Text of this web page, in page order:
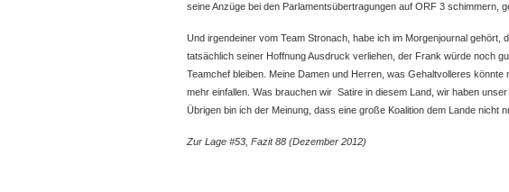
seine Anzüge bei den Parlamentsübertragungen auf ORF 3 schimmern,
Und irgendeiner vom Team Stronach, habe ich im Morgenjournal gehört,
tatsächlich seiner Hoffnung Ausdruck verliehen, der Frank würde noch
Teamchef bleiben. Meine Damen und Herren, was Gehaltvolleres könnte
mehr einfallen. Was brauchen wir Satire in diesem Land, wir haben
Übrigen bin ich der Meinung, dass eine große Koalition dem Lande nicht
Zur Lage #53, Fazit 88 (Dezember 2012)